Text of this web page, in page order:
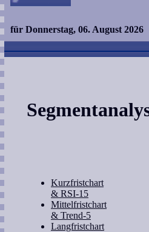
für Donnerstag, 06. August 2026
Kurzfristchart
& RSI-15
Mittelfristchart
& Trend-5
Langfristchart